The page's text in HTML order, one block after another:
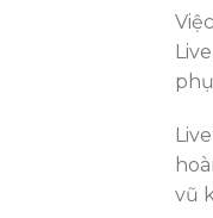
vũ